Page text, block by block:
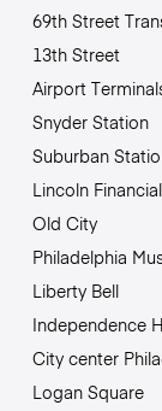
69th Street
13th Street
Airport
Snyder Station
Suburban
Lincoln
Old City
Philadelphia
Liberty Bell
Independence
City center
Logan Square